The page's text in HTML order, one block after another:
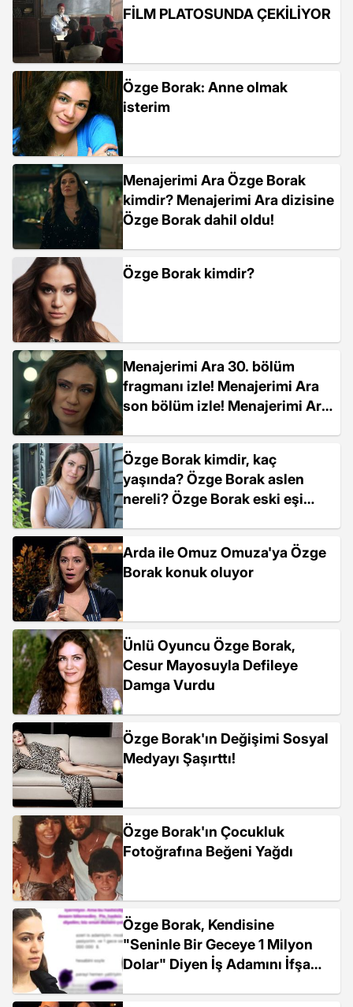
FİLM PLATOSUNDA ÇEKİLİYOR
Özge Borak: Anne olmak
isterim
Menajerimi Ara Özge Borak
kimdir? Menajerimi Ara dizisine
Özge Borak dahil oldu!
Özge Borak kimdir?
Menajerimi Ara 30. bölüm
fragmanı izle! Menajerimi Ara
son bölüm izle! Menajerimi Ara
Özge Borak kimdir, kaç
yaşında? Özge Borak aslen
nereli? Özge Borak eski eşi
Arda ile Omuz Omuza'ya Özge
Borak konuk oluyor
Ünlü Oyuncu Özge Borak,
Cesur Mayosuyla Defileye
Damga Vurdu
Özge Borak'ın Değişimi Sosyal
Medyayı Şaşırttı!
Özge Borak'ın Çocukluk
Fotoğrafına Beğeni Yağdı
Özge Borak, Kendisine
"Seninle Bir Geceye 1 Milyon
Dolar" Diyen İş Adamını İfşa